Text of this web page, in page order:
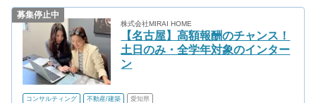
募集停止中
株式会社MIRAI HOME
【名古屋】高額報酬のチャンス！
土日のみ・全学年対象のインター
ン
コンサルティング 不動産/建築 愛知県